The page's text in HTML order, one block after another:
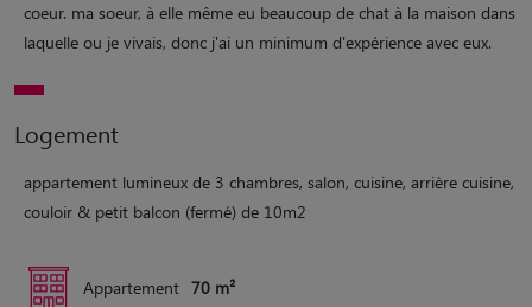
coeur. ma soeur, à elle même eu beaucoup de chat à la maison dans
laquelle ou je vivais, donc j'ai un minimum d'expérience avec eux.
Logement
appartement lumineux de 3 chambres, salon, cuisine, arrière cuisine,
couloir & petit balcon (fermé) de 10m2
Appartement 70 m²